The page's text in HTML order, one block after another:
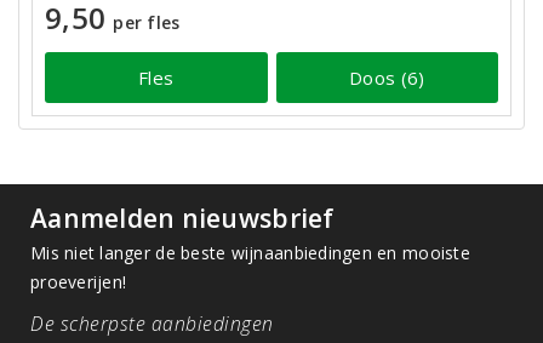
9,50 per fles
Fles Doos (6)
Aanmelden nieuwsbrief
Mis niet langer de beste wijnaanbiedingen en mooiste
proeverijen!
De scherpste aanbiedingen